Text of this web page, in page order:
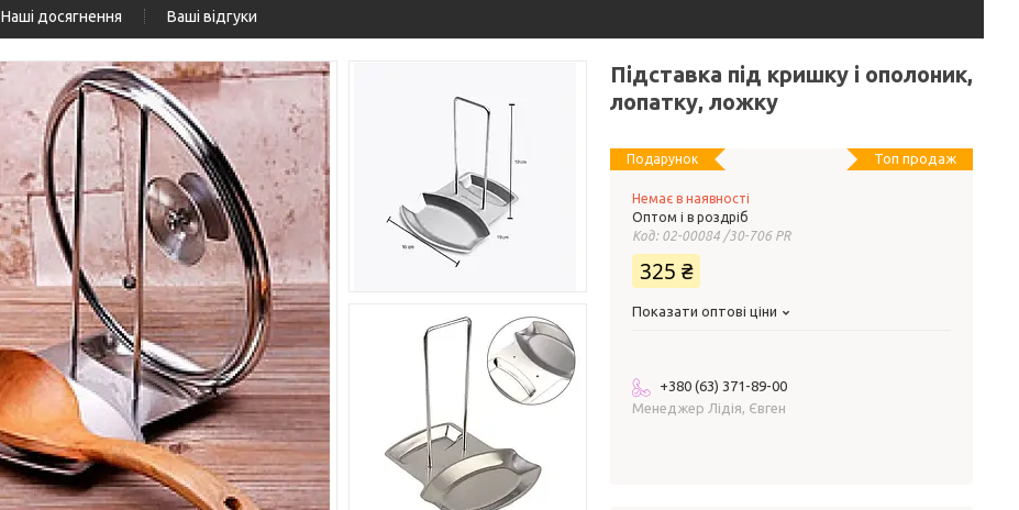
Наші досягнення Ваші відгуки
Підставка під кришку і ополоник,
лопатку, ложку
Топ продаж
Подарунок
Немає в наявності
Оптом і в роздріб
Код: 02-00084 /30-706 PR
325 ₴
Показати оптові ціни
+380 (63) 371-89-00
Менеджер Лідія, Євген